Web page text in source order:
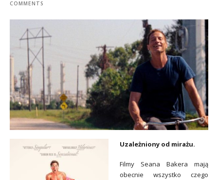
COMMENTS
Uzależniony od mirażu.
Filmy Seana Bakera mają
obecnie wszystko czego